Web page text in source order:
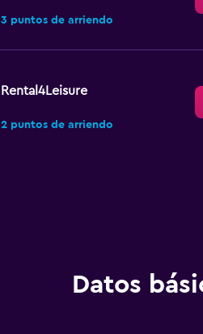
3 puntos de arriendo
Rental4Leisure
2 puntos de arriendo
Datos